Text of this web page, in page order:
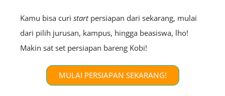
Kamu bisa curi start persiapan dari sekarang, mulai
dari pilih jurusan, kampus, hingga beasiswa, lho!
Makin sat set persiapan bareng Kobi!
MULAI PERSIAPAN SEKARANG!